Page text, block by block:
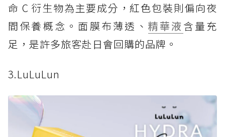
命 C 衍生物為主要成分，紅色包裝則偏向夜
間保養概念。面膜布薄透、 精華液含量充
足，是許多旅客赴日會回購的品牌。
3.LuLuLun